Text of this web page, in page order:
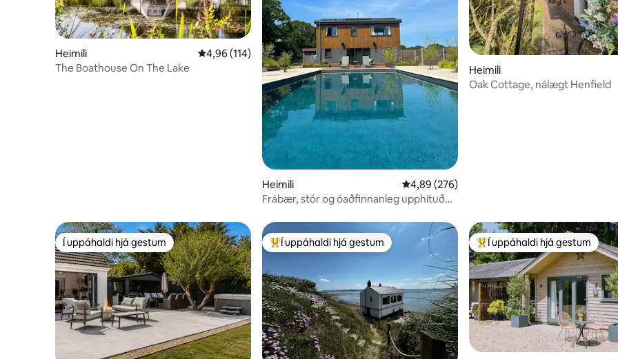
Heimili 4,96 af 5 í meðaleinkunn, 114 umsagnir
4,96 (114)
The Boathouse On The Lake
Heimili 4,89 af 5 í meðaleinkunn, 276 umsagnir
4,89 (276)
Frábær, stór og óaðfinnanleg upphituð
Heimili
Oak Cottage, nálægt Henfield
Í uppáhaldi hjá gestum
Í uppáhaldi hjá gestum Í mestu uppáhaldi hjá gestum
Í uppáhaldi hjá gestum Í mestu uppáhaldi hjá gestum
Í uppáhaldi hjá gestum